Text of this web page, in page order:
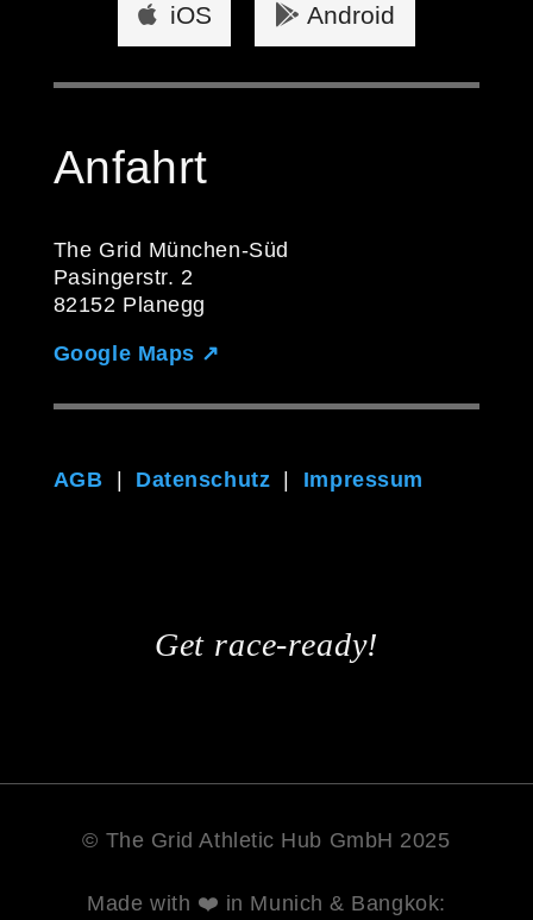
iOS Android
Anfahrt
The Grid München-Süd
Pasingerstr. 2
82152 Planegg
Google Maps ↗
AGB | Datenschutz | Impressum
Get race-ready!
© The Grid Athletic Hub GmbH 2025
Made with ❤️ in Munich & Bangkok: